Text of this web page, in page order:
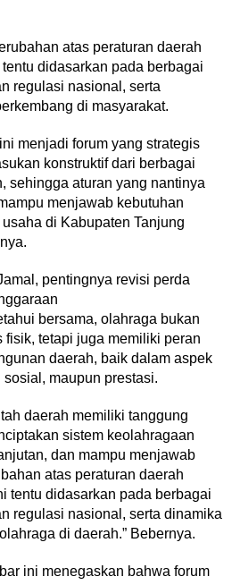
atas peraturan daerah
didasarkan pada berbagai
regulasi nasional, serta
di masyarakat.
menjadi forum yang strategis
konstruktif dari berbagai
sehingga aturan yang nantinya
menjawab kebutuhan
di Kabupaten Tanjung
pentingnya revisi perda
bersama, olahraga bukan
fisik, tetapi juga memiliki peran
daerah, baik dalam aspek
maupun prestasi.
daerah memiliki tanggung
sistem keolahragaan
dan mampu menjawab
atas peraturan daerah
tentu didasarkan pada berbagai
regulasi nasional, serta dinamika
di daerah.” Bebernya.
ini menegaskan bahwa forum